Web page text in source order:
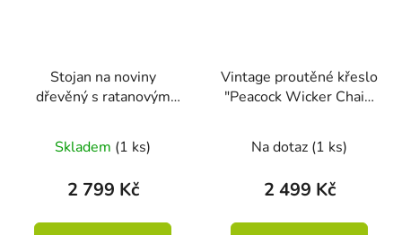
Stojan na noviny
dřevěný s ratanovým
Skladem (1 ks)
2 799 Kč
Vintage proutěné křeslo
"Peacock Wicker Chair"
Na dotaz (1 ks)
2 499 Kč